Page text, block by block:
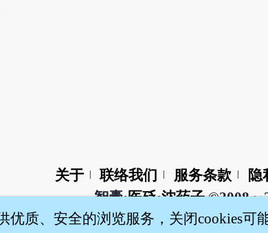
关于 联络我们 服务条款 隐
智橐·医砭·沈药子©2008～
优质、安全的浏览服务，关闭cookies可